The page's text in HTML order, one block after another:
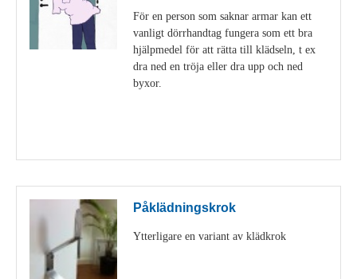
För en person som saknar armar kan ett
vanligt dörrhandtag fungera som ett bra
hjälpmedel för att rätta till klädseln, t ex
dra ned en tröja eller dra upp och ned
byxor.
Påklädningskrok
Ytterligare en variant av klädkrok